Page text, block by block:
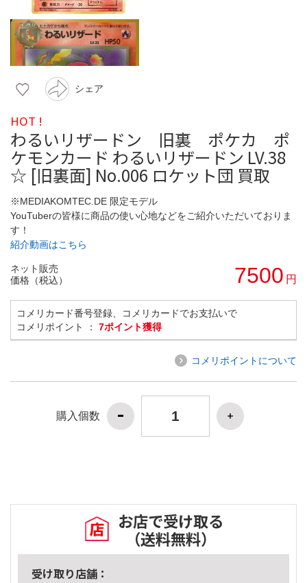
シェア
HOT !
わるいリザードン 旧裏 ポケカ ポ
ケモンカード わるいリザードン LV.38
☆ [旧裏面] No.006 ロケット団 買取
※MEDIAKOMTEC.DE 限定モデル
YouTuberの皆様に商品の使い心地などをご紹介いただいておりま
す！
紹介動画はこちら
ネット販売
価格（税込）
7500 円
コメリカード番号登録、コメリカードでお支払いで
コメリポイント ： 7ポイント獲得
コメリポイントについて
購入個数
お店で受け取る
（送料無料）
受け取り店舗：